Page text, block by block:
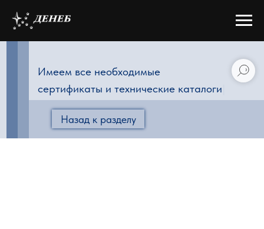
Имеем все необходимые
сертификаты и технические каталоги
Назад к разделу